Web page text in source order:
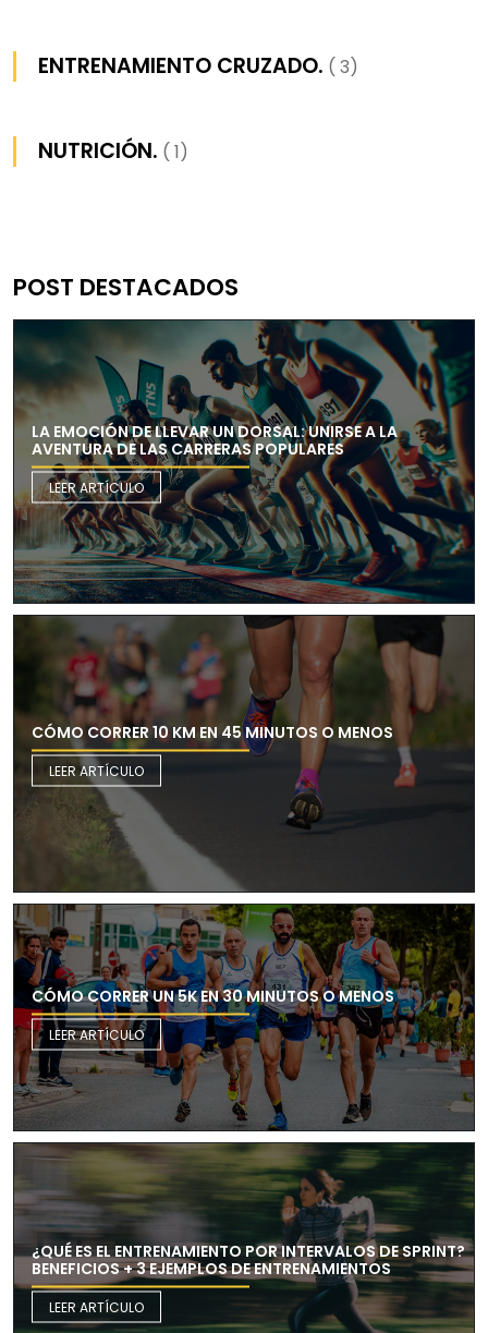
ENTRENAMIENTO CRUZADO. ( 3)
NUTRICIÓN. ( 1)
POST DESTACADOS
LA EMOCIÓN DE LLEVAR UN DORSAL: UNIRSE A LA
AVENTURA DE LAS CARRERAS POPULARES
LEER ARTÍCULO
CÓMO CORRER 10 KM EN 45 MINUTOS O MENOS
LEER ARTÍCULO
CÓMO CORRER UN 5K EN 30 MINUTOS O MENOS
LEER ARTÍCULO
¿QUÉ ES EL ENTRENAMIENTO POR INTERVALOS DE SPRINT?
BENEFICIOS + 3 EJEMPLOS DE ENTRENAMIENTOS
LEER ARTÍCULO